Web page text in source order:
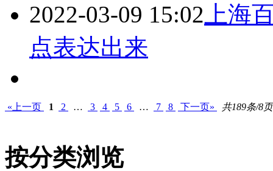
2022-03-09 15:02 上海
点表达出来
«上一页 1 2 … 3 4 5 6 … 7 8 下一页» 共189条/8页
按分类浏览